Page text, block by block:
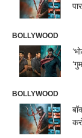
BOLLYWOOD
BOLLYWOOD